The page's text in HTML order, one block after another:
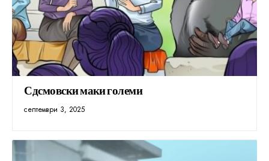
Сдсмовски маки големи
септември 3, 2025